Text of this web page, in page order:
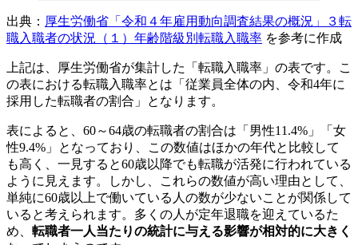
出典： 厚生労働省「令和４年雇用動向調査結果の概況」３転
職入職者の状況（１）年齢階級別転職入職率 を参考に作成
上記は、厚生労働省が集計した「転職入職率」の表です。こ
の表における転職入職率とは「従業員全体の内、令和4年に
採用した転職者の割合」となります。
表によると、60～64歳の転職者の割合は「男性11.4%」「女
性9.4%」となっており、この数値はほかの年代と比較して
も高く、一見すると60歳以降でも転職が活発に行われている
ように見えます。しかし、これらの数値が高い理由として、
単純に60歳以上で働いている人の数が少ないことが関係して
いると考えられます。多くの人が定年退職を迎えているた
め、 転職者一人当たりの統計に与える影響が相対的に大きく